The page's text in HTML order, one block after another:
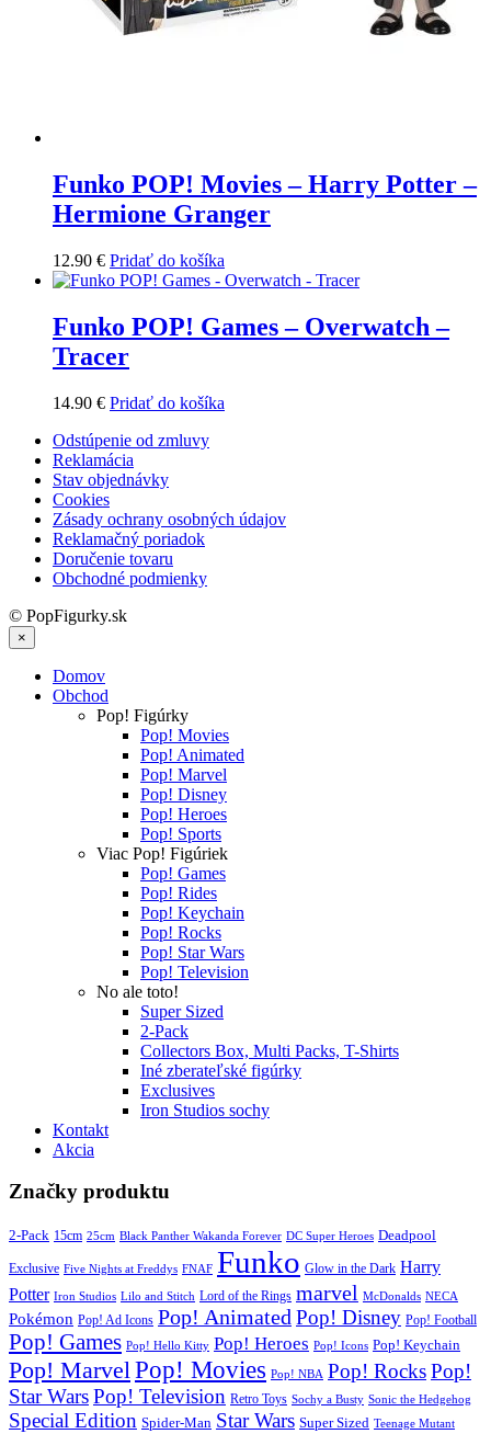
Funko POP! Movies – Harry Potter –
Hermione Granger
12.90 € Pridať do košíka
Funko POP! Games – Overwatch –
Tracer
14.90 € Pridať do košíka
Odstúpenie od zmluvy
Reklamácia
Stav objednávky
Cookies
Zásady ochrany osobných údajov
Reklamačný poriadok
Doručenie tovaru
Obchodné podmienky
© PopFigurky.sk
×
Domov
Obchod
Pop! Figúrky
Pop! Movies
Pop! Animated
Pop! Marvel
Pop! Disney
Pop! Heroes
Pop! Sports
Viac Pop! Figúriek
Pop! Games
Pop! Rides
Pop! Keychain
Pop! Rocks
Pop! Star Wars
Pop! Television
No ale toto!
Super Sized
2-Pack
Collectors Box, Multi Packs, T-Shirts
Iné zberateľské figúrky
Exclusives
Iron Studios sochy
Kontakt
Akcia
Značky produktu
2-Pack 15cm 25cm Black Panther Wakanda Forever DC Super Heroes Deadpool
Exclusive Five Nights at Freddys FNAF Funko Glow in the Dark Harry
Potter Iron Studios Lilo and Stitch Lord of the Rings marvel McDonalds NECA
Pokémon Pop! Ad Icons Pop! Animated Pop! Disney Pop! Football
Pop! Games Pop! Hello Kitty Pop! Heroes Pop! Icons Pop! Keychain
Pop! MarvelPop! Movies Pop! NBA Pop! RocksPop!
Star WarsPop! Television Retro Toys Sochy a Busty Sonic the Hedgehog
Special Edition Spider-Man Star Wars Super Sized Teenage Mutant